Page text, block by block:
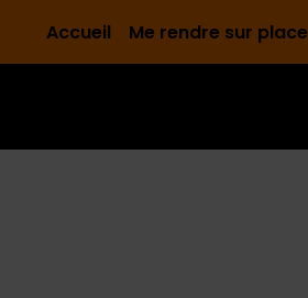
Accueil Me rendre sur place